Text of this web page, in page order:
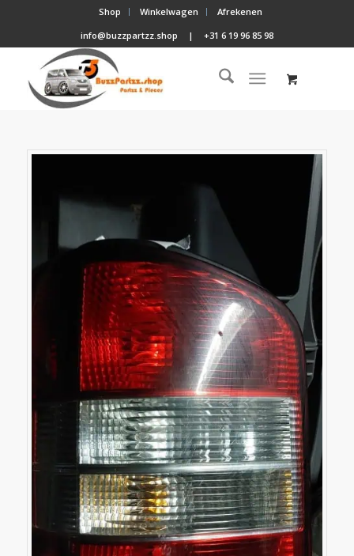
Shop Winkelwagen
Afrekenen
info@buzzpartzz.shop
| +31 6 19 96 85 98